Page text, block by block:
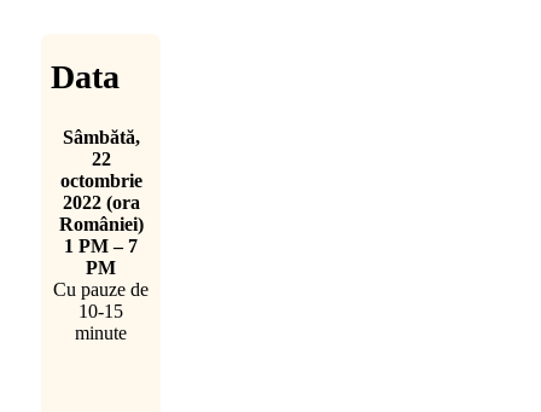
Data
Sâmbătă,
22
octombrie
2022 (ora
României)
1 PM – 7
PM
Cu pauze de
10-15
minute